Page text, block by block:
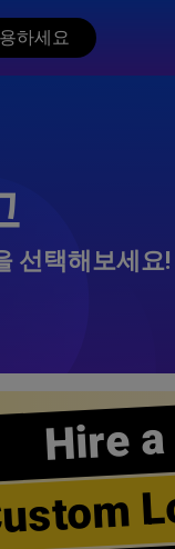
하세요
선택해보세요!
Hire a